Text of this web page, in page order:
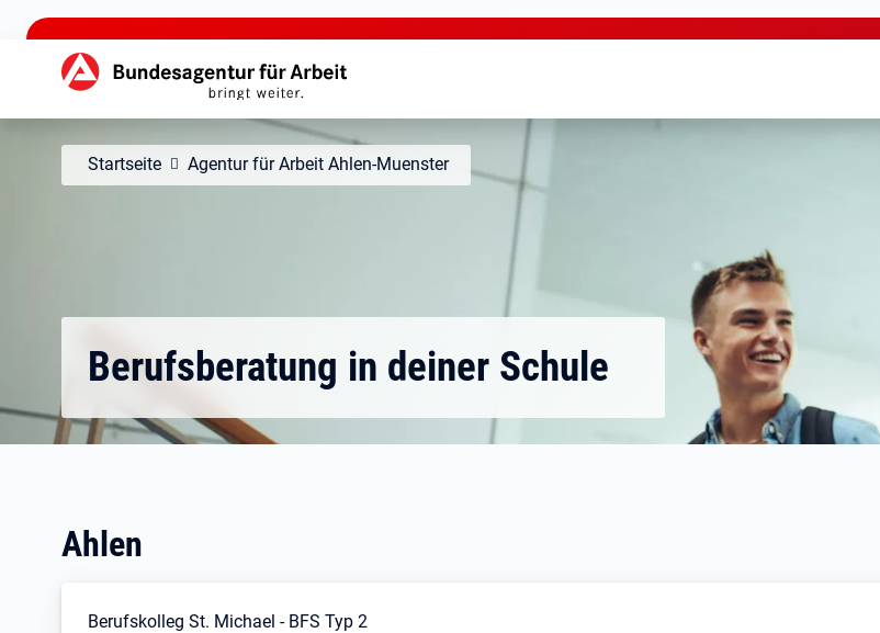
zu den Hauptinhalten springen
Hauptnavigation
Startseite Agentur für Arbeit Ahlen-Muenster
Berufsberatung in deiner Schule
Ahlen
Berufskolleg St. Michael - BFS Typ 2